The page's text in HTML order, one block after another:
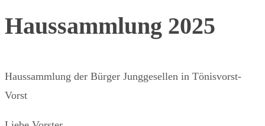
Haussammlung 2025
Haussammlung der Bürger Junggesellen in Tönisvorst-
Vorst